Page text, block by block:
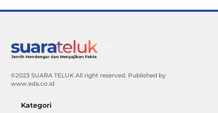
©2023 SUARA TELUK All right reserved. Published by
www.eda.co.id
Kategori